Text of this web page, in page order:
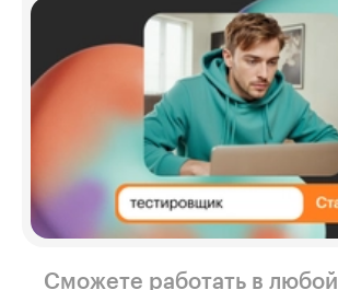
Сможете работать в любой